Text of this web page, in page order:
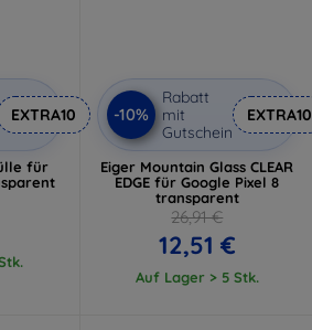
EXTRA10
für
-10%
Rabatt
mit
Gutschein
EXTRA10
Eiger Mountain Glass CLEAR
EDGE für Google Pixel 8
transparent
26,91 €
12,51 €
Auf Lager > 5 Stk.